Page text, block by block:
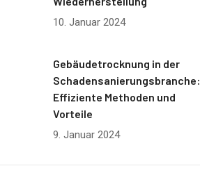
10. Januar 2024
Gebäudetrocknung in der
Schadensanierungsbranche:
Effiziente Methoden und
Vorteile
9. Januar 2024